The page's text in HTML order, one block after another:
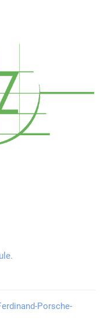
Porsche-